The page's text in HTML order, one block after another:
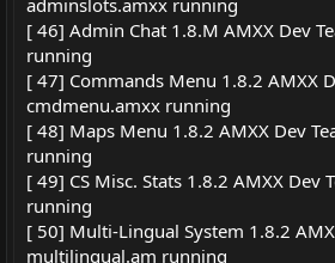
[ 46] Admin Chat 1.8.M AMXX Dev
running
[ 47] Commands Menu 1.8.2 AMXX
cmdmenu.amxx running
[ 48] Maps Menu 1.8.2 AMXX Dev
running
[ 49] CS Misc. Stats 1.8.2 AMXX Dev
running
[ 50] Multi-Lingual System 1.8.2
multilingual.am running